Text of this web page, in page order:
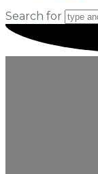
Search for